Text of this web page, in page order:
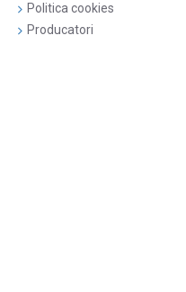
Politica cookies
Producatori